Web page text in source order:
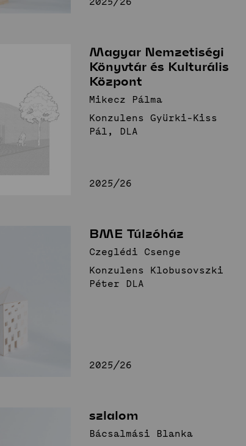
2025/26
Magyar Nemzetiségi
Könyvtár és Kulturális
Központ
Mikecz Pálma
Konzulens Gyürki-Kiss
Pál, DLA
2025/26
BME Túlzóház
Czeglédi Csenge
Konzulens Klobusovszki
Péter DLA
2025/26
szlalom
Bácsalmási Blanka